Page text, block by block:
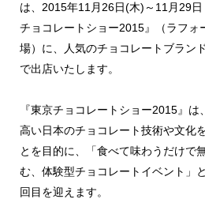
は、2015年11月26日(木)～11月29
チョコレートショー2015』（ラフォ
場）に、人気のチョコレートブラン
で出店いたします。
『東京チョコレートショー2015』
高い日本のチョコレート技術や文化
とを目的に、「食べて味わうだけで
む、体験型チョコレートイベント」
回目を迎えます。